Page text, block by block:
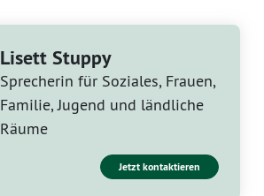
Lisett Stuppy
Sprecherin für Soziales, Frauen,
Familie, Jugend und ländliche
Räume
Jetzt kontaktieren